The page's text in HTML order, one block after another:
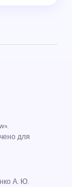
для
А. Ю.